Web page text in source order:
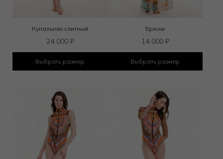
Купальник слитный
24 000 ₽
Выбрать размер
Брюки
14 000 ₽
Выбрать размер